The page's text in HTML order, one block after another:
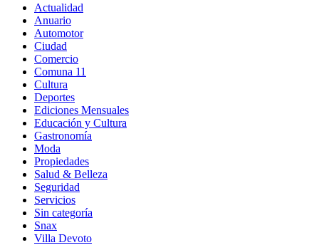
Actualidad
Anuario
Automotor
Ciudad
Comercio
Comuna 11
Cultura
Deportes
Ediciones Mensuales
Educación y Cultura
Gastronomía
Moda
Propiedades
Salud & Belleza
Seguridad
Servicios
Sin categoría
Snax
Villa Devoto